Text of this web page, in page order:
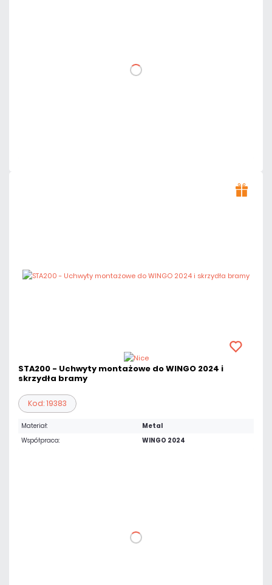
DO KOSZYKA
STA200 - Uchwyty montażowe do WINGO 2024 i
skrzydła bramy
Kod: 19383
Materiał:
Metal
Współpraca:
WINGO 2024
DO KOSZYKA